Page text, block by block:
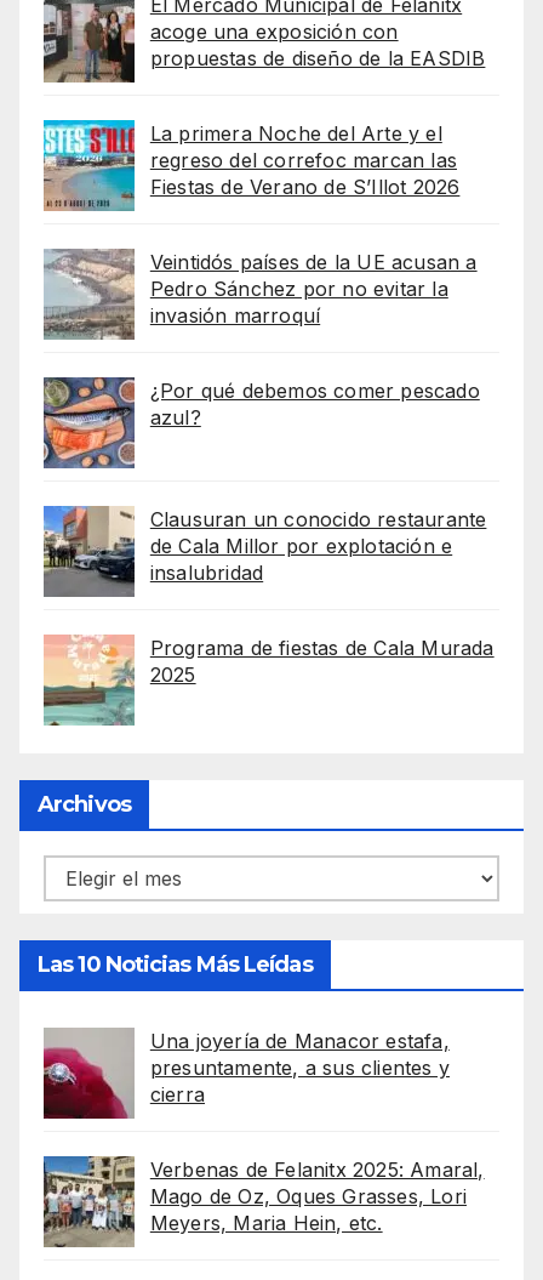
acoge una exposición con
propuestas de diseño de la EASDIB
La primera Noche del Arte y el
regreso del correfoc marcan las
Fiestas de Verano de S’Illot 2026
Veintidós países de la UE acusan a
Pedro Sánchez por no evitar la
invasión marroquí
¿Por qué debemos comer pescado
azul?
Clausuran un conocido restaurante
de Cala Millor por explotación e
insalubridad
Programa de fiestas de Cala Murada
2025
Archivos
Archivos
Las 10 Noticias Más Leídas
Una joyería de Manacor estafa,
presuntamente, a sus clientes y
cierra
Verbenas de Felanitx 2025: Amaral,
Mago de Oz, Oques Grasses, Lori
Meyers, Maria Hein, etc.